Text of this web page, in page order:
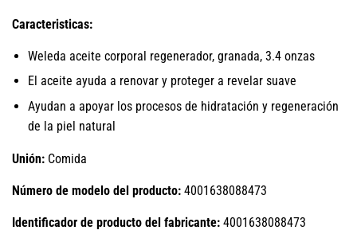
Caracteristicas:
Weleda aceite corporal regenerador, granada, 3.4 onzas
El aceite ayuda a renovar y proteger a revelar suave
Ayudan a apoyar los procesos de hidratación y regeneración
de la piel natural
Unión: Comida
Número de modelo del producto: 4001638088473
Identificador de producto del fabricante: 4001638088473